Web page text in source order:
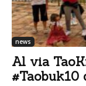
news
Al via